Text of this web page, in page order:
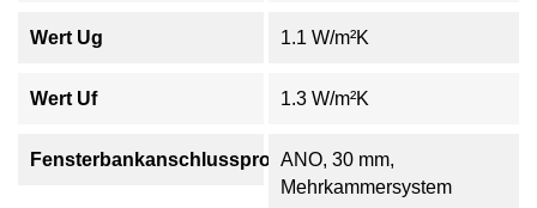
Wert Ug 1.1 W/m²K
Wert Uf 1.3 W/m²K
FensterbankanschlussprofilANO, 30 mm,
Mehrkammersystem